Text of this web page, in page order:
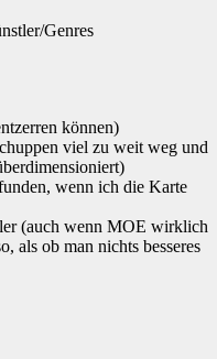
Genres
können)
viel zu weit weg und
wenn ich die Karte
(auch wenn MOE wirklich
als ob man nichts besseres